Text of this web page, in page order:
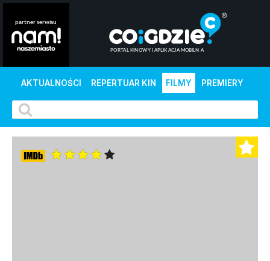
AKTUALNOŚCI REPERTUAR KIN FILMY PREMIERY